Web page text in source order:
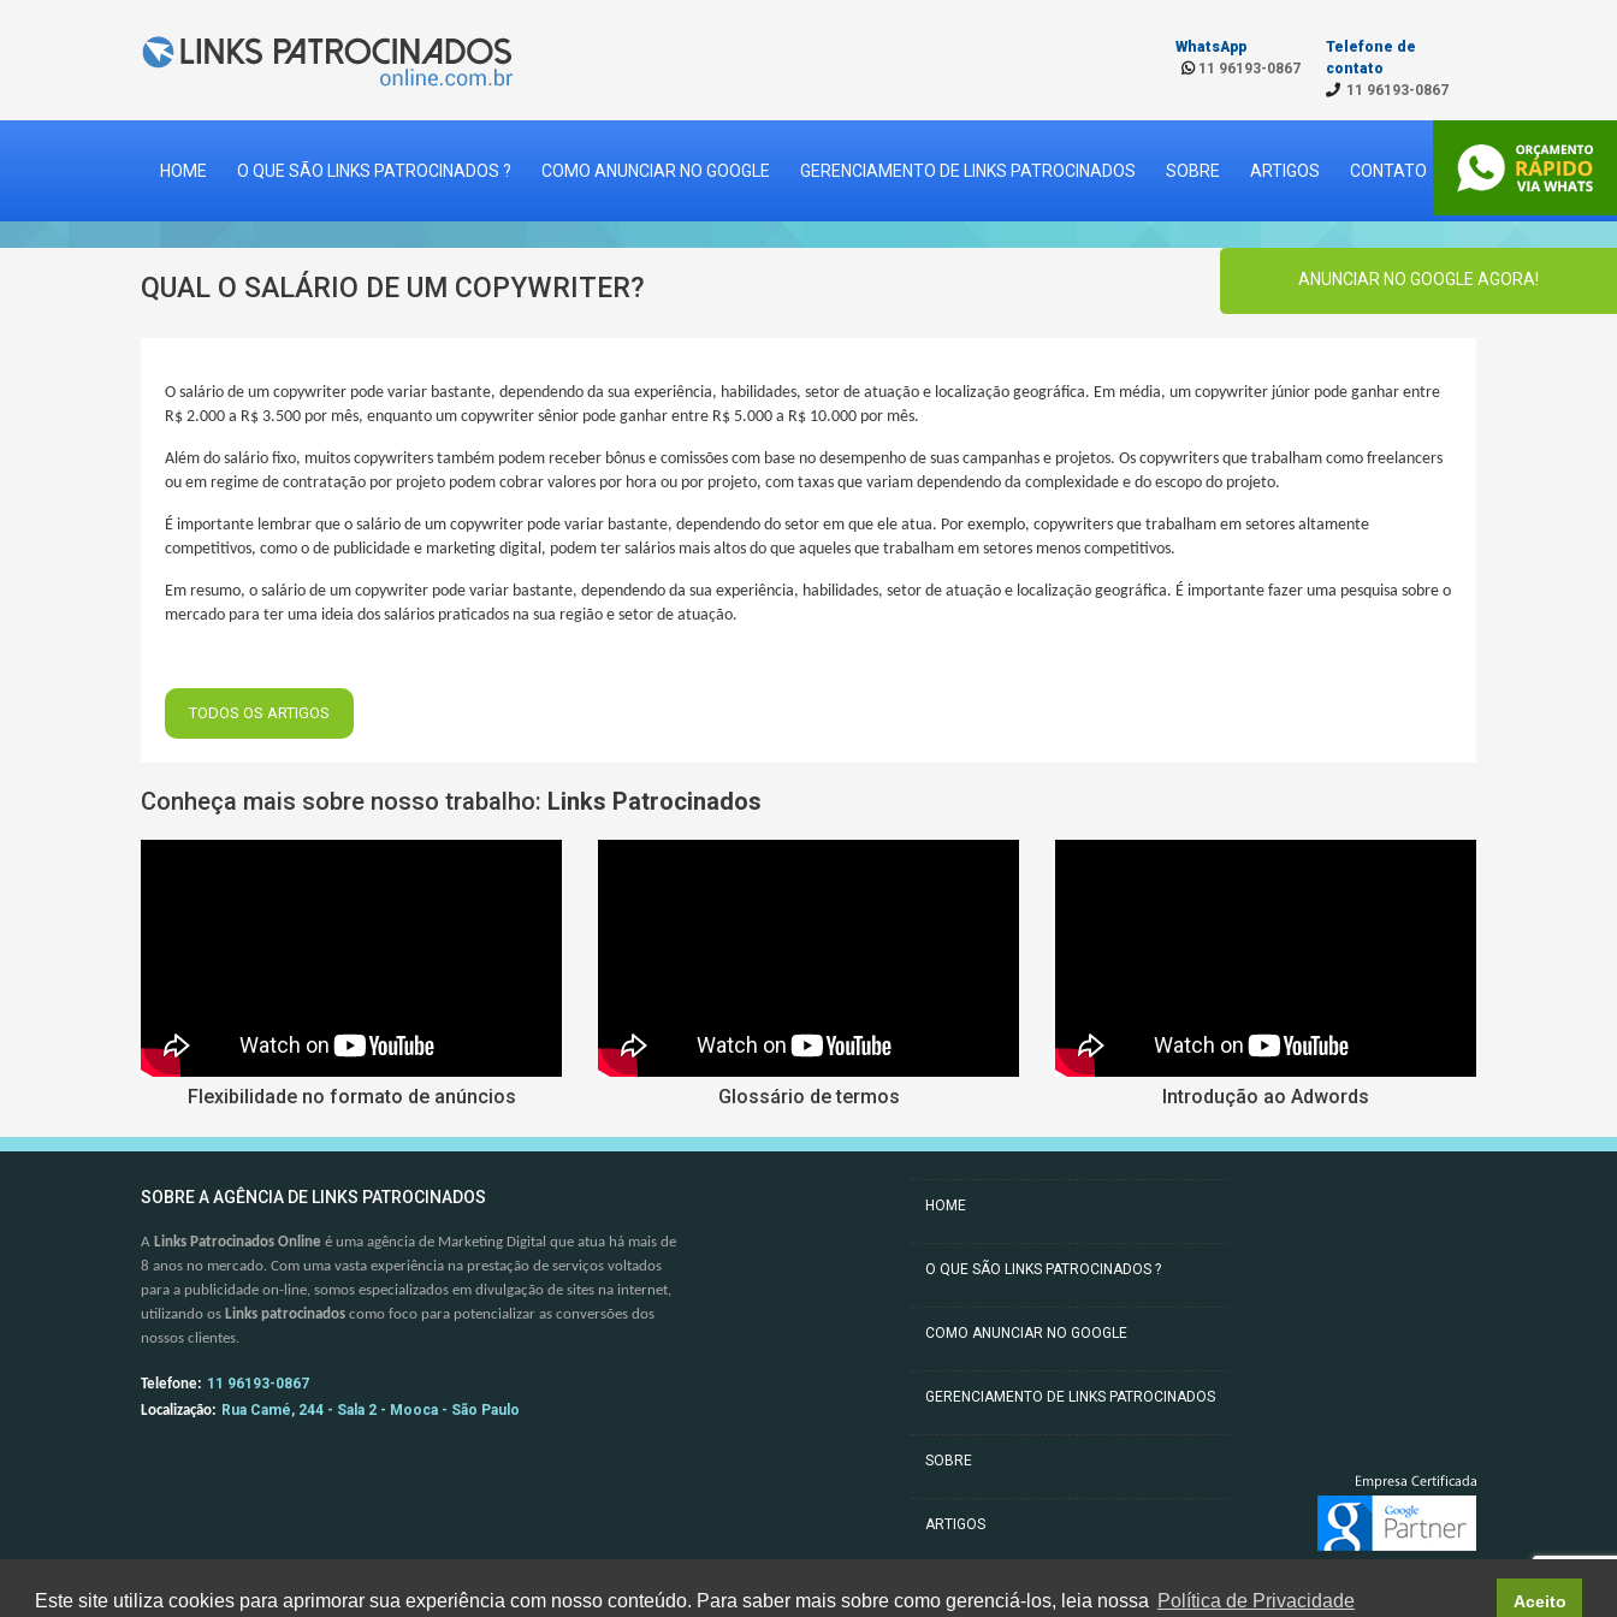
Este site utiliza cookies para aprimorar sua experiência com nosso conteúdo. Para saber mais sobre como gerenciá-los, leia nossa Política de Privacidade Aceito
WhatsApp
11 96193-0867
Telefone de
contato
11 96193-0867
HOME O QUE SÃO LINKS PATROCINADOS ? COMO ANUNCIAR NO GOOGLE GERENCIAMENTO DE LINKS PATROCINADOS SOBRE ARTIGOS CONTATO
ANUNCIAR NO GOOGLE AGORA!
QUAL O SALÁRIO DE UM COPYWRITER?
O salário de um copywriter pode variar bastante, dependendo da sua experiência, habilidades, setor de atuação e localização geográfica. Em média, um copywriter júnior pode ganhar entre
R$ 2.000 a R$ 3.500 por mês, enquanto um copywriter sênior pode ganhar entre R$ 5.000 a R$ 10.000 por mês.
Além do salário fixo, muitos copywriters também podem receber bônus e comissões com base no desempenho de suas campanhas e projetos. Os copywriters que trabalham como freelancers
ou em regime de contratação por projeto podem cobrar valores por hora ou por projeto, com taxas que variam dependendo da complexidade e do escopo do projeto.
É importante lembrar que o salário de um copywriter pode variar bastante, dependendo do setor em que ele atua. Por exemplo, copywriters que trabalham em setores altamente
competitivos, como o de publicidade e marketing digital, podem ter salários mais altos do que aqueles que trabalham em setores menos competitivos.
Em resumo, o salário de um copywriter pode variar bastante, dependendo da sua experiência, habilidades, setor de atuação e localização geográfica. É importante fazer uma pesquisa sobre o
mercado para ter uma ideia dos salários praticados na sua região e setor de atuação.
TODOS OS ARTIGOS
Conheça mais sobre nosso trabalho: Links Patrocinados
Flexibilidade no formato de anúncios Glossário de termos Introdução ao Adwords
SOBRE A AGÊNCIA DE LINKS PATROCINADOS
A Links Patrocinados Online é uma agência de Marketing Digital que atua há mais de
8 anos no mercado. Com uma vasta experiência na prestação de serviços voltados
para a publicidade on-line, somos especializados em divulgação de sites na internet,
utilizando os Links patrocinados como foco para potencializar as conversões dos
nossos clientes.
Telefone: 11 96193-0867
Localização: Rua Camé, 244 - Sala 2 - Mooca - São Paulo
HOME
O QUE SÃO LINKS PATROCINADOS ?
COMO ANUNCIAR NO GOOGLE
GERENCIAMENTO DE LINKS PATROCINADOS
SOBRE
ARTIGOS